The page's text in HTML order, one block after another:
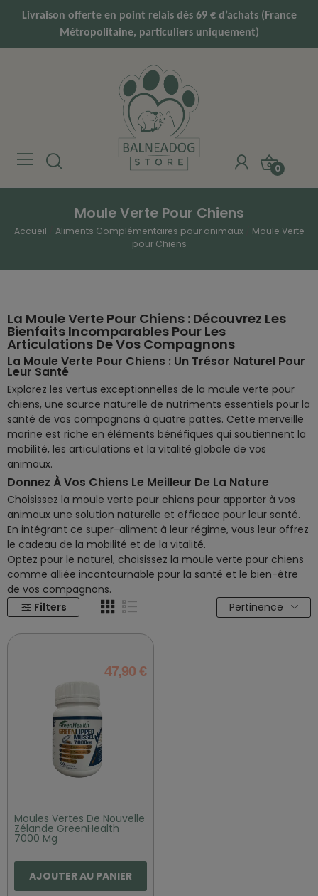
Livraison offerte en point relais dès 69 € d’achats (France
Métropolitaine, particuliers uniquement)
0
Moule Verte Pour Chiens
Accueil Aliments Complémentaires pour animaux
Moule Verte
pour Chiens
La Moule Verte Pour Chiens : Découvrez Les
Bienfaits Incomparables Pour Les
Articulations De Vos Compagnons
La Moule Verte Pour Chiens : Un Trésor Naturel Pour
Leur Santé
Explorez les vertus exceptionnelles de la moule verte pour
chiens, une source naturelle de nutriments essentiels pour la
santé de vos compagnons à quatre pattes. Cette merveille
marine est riche en éléments bénéfiques qui soutiennent la
mobilité, les articulations et la vitalité globale de vos
animaux.
Donnez À Vos Chiens Le Meilleur De La Nature
Choisissez la moule verte pour chiens pour apporter à vos
animaux une solution naturelle et efficace pour leur santé.
En intégrant ce super-aliment à leur régime, vous leur offrez
le cadeau de la mobilité et de la vitalité.
Optez pour le naturel, choisissez la moule verte pour chiens
comme alliée incontournable pour la santé et le bien-être
de vos compagnons.
Filters
Pertinence
47,90 €
Moules Vertes De Nouvelle
Zélande GreenHealth
7000 Mg
AJOUTER AU PANIER